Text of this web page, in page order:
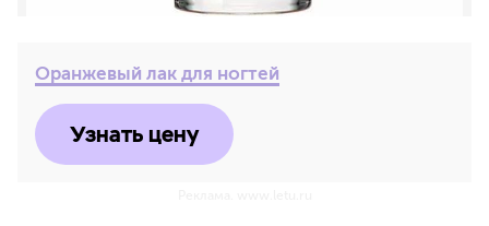
Оранжевый лак для ногтей
Узнать цену